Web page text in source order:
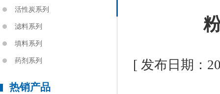
活性炭系列
滤料系列
填料系列
药剂系列
热销产品
[ 发布日期：